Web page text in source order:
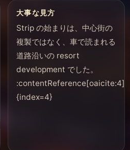
大事な見方
Strip の始まりは、中心街の
複製ではなく、車で読まれる
道路沿いの resort
development でした。
:contentReference[oaicite:4]
{index=4}